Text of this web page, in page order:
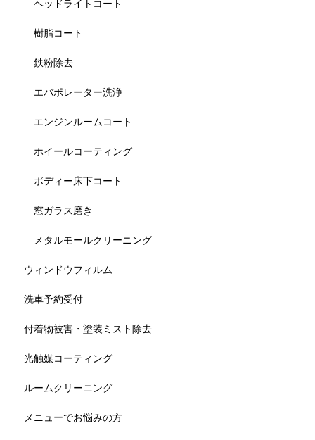
ヘッドライトコート
樹脂コート
鉄粉除去
エバポレーター洗浄
エンジンルームコート
ホイールコーティング
ボディー床下コート
窓ガラス磨き
メタルモールクリーニング
ウィンドウフィルム
洗車予約受付
付着物被害・塗装ミスト除去
光触媒コーティング
ルームクリーニング
メニューでお悩みの方